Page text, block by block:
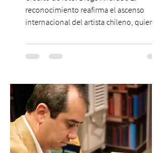
reconocimiento reafirma el ascenso
internacional del artista chileno, quien
en la escena global. MIAMI, FL (3 de agosto
de 2026) — FloyyMenor ha sido
Under 21 por tercer año consecutivo,
formando parte una vez más de la
selección anual de la publicación que
destaca a los artistas menores de 21 años
más influyentes de la industria musical.
Este reconocimiento reaf